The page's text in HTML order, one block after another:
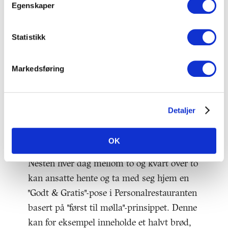
Egenskaper
Statistikk
Markedsføring
Detaljer
OK
samtidig som vi beviser at rester blir
Leif Andre Ulset, Kjøkkensjef i BAMAs
Nesten hver dag mellom to og kvart over to
kan ansatte hente og ta med seg hjem en
"Godt & Gratis"-pose i Personalrestauranten
basert på "først til mølla"-prinsippet. Denne
kan for eksempel inneholde et halvt brød,